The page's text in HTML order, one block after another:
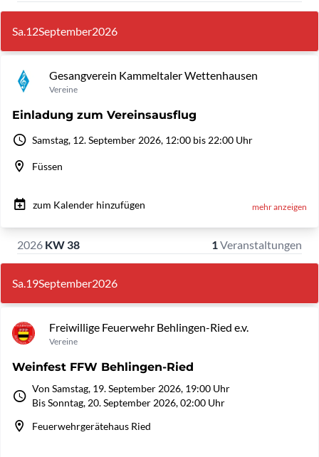
Sa.12September2026
Gesangverein Kammeltaler Wettenhausen
Vereine
Einladung zum Vereinsausflug
Samstag, 12. September 2026, 12:00 bis 22:00 Uhr
Füssen
zum Kalender hinzufügen mehr anzeigen
2026 KW 38 1Veranstaltungen
Sa.19September2026
Freiwillige Feuerwehr Behlingen-Ried e.v.
Vereine
Weinfest FFW Behlingen-Ried
Von Samstag, 19. September 2026, 19:00 Uhr
Bis Sonntag, 20. September 2026, 02:00 Uhr
Feuerwehrgerätehaus Ried